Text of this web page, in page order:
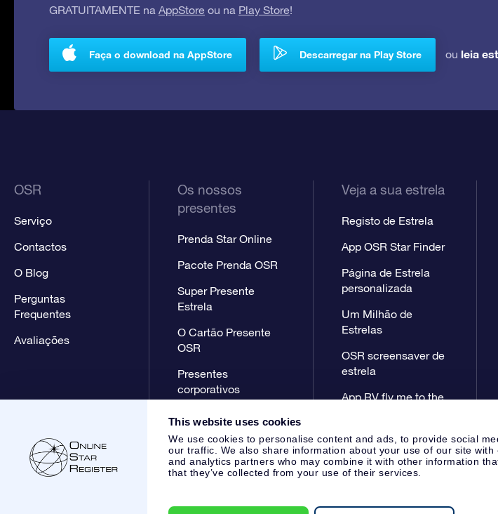
This website uses cookies
We use cookies to personalise content and ads, to provide social
our traffic. We also share information about your use of our site
and analytics partners who may combine it with other information
that they’ve collected from your use of their services.
GRATUITAMENTE na AppStore ou na Play Store!
Faça o download na AppStore Descarregar na Play Store ou leia
OSR
Serviço
Contactos
O Blog
Perguntas
Frequentes
Avaliações
Os nossos
presentes
Prenda Star Online
Pacote Prenda OSR
Super Presente
Estrela
O Cartão Presente
OSR
Presentes
corporativos
Veja a sua estrela
Registo de Estrela
App OSR Star Finder
Página de Estrela
personalizada
Um Milhão de
Estrelas
OSR screensaver de
estrela
App RV fly me to the